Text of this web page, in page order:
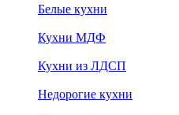
Белые кухни
Кухни МДФ
Кухни из ЛДСП
Недорогие кухни